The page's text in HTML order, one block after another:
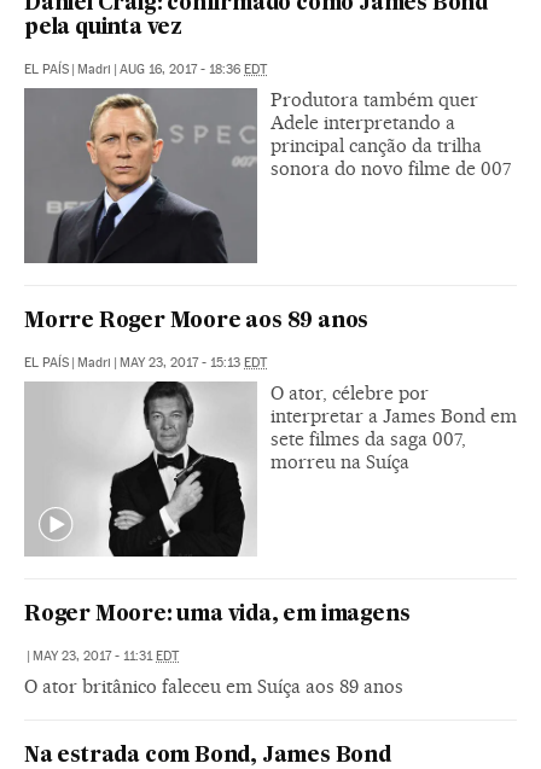
Daniel Craig: confirmado como James Bond
pela quinta vez
EL PAÍS | Madri | AUG 16, 2017 - 18:36 EDT
Produtora também quer
Adele interpretando a
principal canção da trilha
sonora do novo filme de 007
Morre Roger Moore aos 89 anos
EL PAÍS | Madri | MAY 23, 2017 - 15:13 EDT
O ator, célebre por
interpretar a James Bond em
sete filmes da saga 007,
morreu na Suíça
Roger Moore: uma vida, em imagens
| MAY 23, 2017 - 11:31EDT
O ator britânico faleceu em Suíça aos 89 anos
Na estrada com Bond, James Bond